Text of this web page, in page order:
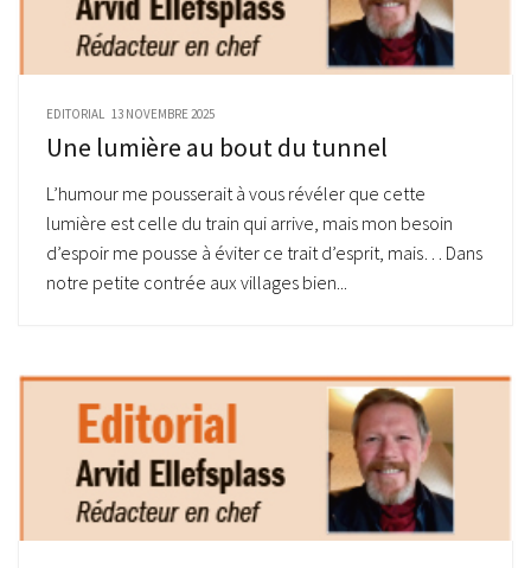
EDITORIAL 13 NOVEMBRE 2025
Une lumière au bout du tunnel
L’humour me pousserait à vous révéler que cette
lumière est celle du train qui arrive, mais mon besoin
d’espoir me pousse à éviter ce trait d’esprit, mais… Dans
notre petite contrée aux villages bien...